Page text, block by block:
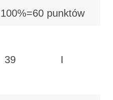
100%=60 punktów
39 I